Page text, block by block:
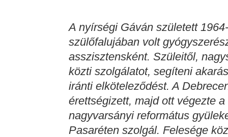
A nyírségi Gáván született
szülőfalujában volt
asszisztensként. Szüleitől,
közti szolgálatot, segíteni
iránti elköteleződést. A
érettségizett, majd ott végezte
nagyvarsányi református
Pasaréten szolgál. Felesége